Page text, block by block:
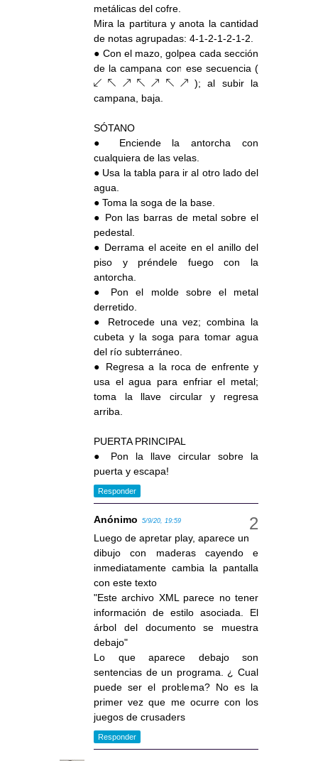
metálicas del cofre.
Mira la partitura y anota la cantidad
de notas agrupadas: 4-1-2-1-2-1-2.
● Con el mazo, golpea cada sección
de la campana con ese secuencia (
↙ ↖ ↗ ↖ ↗ ↖ ↗ ); al subir la
campana, baja.
SÓTANO
● Enciende la antorcha con
cualquiera de las velas.
● Usa la tabla para ir al otro lado del
agua.
● Toma la soga de la base.
● Pon las barras de metal sobre el
pedestal.
● Derrama el aceite en el anillo del
piso y préndele fuego con la
antorcha.
● Pon el molde sobre el metal
derretido.
● Retrocede una vez; combina la
cubeta y la soga para tomar agua
del río subterráneo.
● Regresa a la roca de enfrente y
usa el agua para enfriar el metal;
toma la llave circular y regresa
arriba.
PUERTA PRINCIPAL
● Pon la llave circular sobre la
puerta y escapa!
Responder
Anónimo 5/9/20, 19:59
Luego de apretar play, aparece un
dibujo con maderas cayendo e
inmediatamente cambia la pantalla
con este texto
"Este archivo XML parece no tener
información de estilo asociada. El
árbol del documento se muestra
debajo"
Lo que aparece debajo son
sentencias de un programa. ¿ Cual
puede ser el problema? No es la
primer vez que me ocurre con los
juegos de crusaders
Responder